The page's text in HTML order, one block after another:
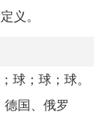
义。
球；球；球。
国、俄罗